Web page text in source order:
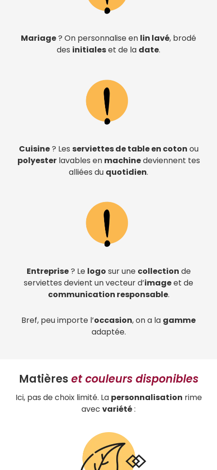
Mariage? On personnalise en lin lavé, brodé
des initialeset de la date.
Cuisine? Les serviettes de table en coton ou
polyesterlavables en machinedeviennent tes
alliées du quotidien.
Entreprise? Le logo sur une collection de
serviettes devient un vecteur d’imageet de
communication responsable.
Bref, peu importe l’occasion, on a la gamme
adaptée.
Matières et couleurs disponibles
Ici, pas de choix limité. La personnalisation rime
avec variété: